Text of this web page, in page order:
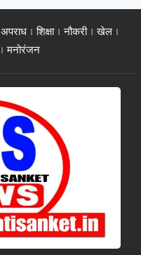
अपराध शिक्षा नौकरी
खेल
मनोरंजन